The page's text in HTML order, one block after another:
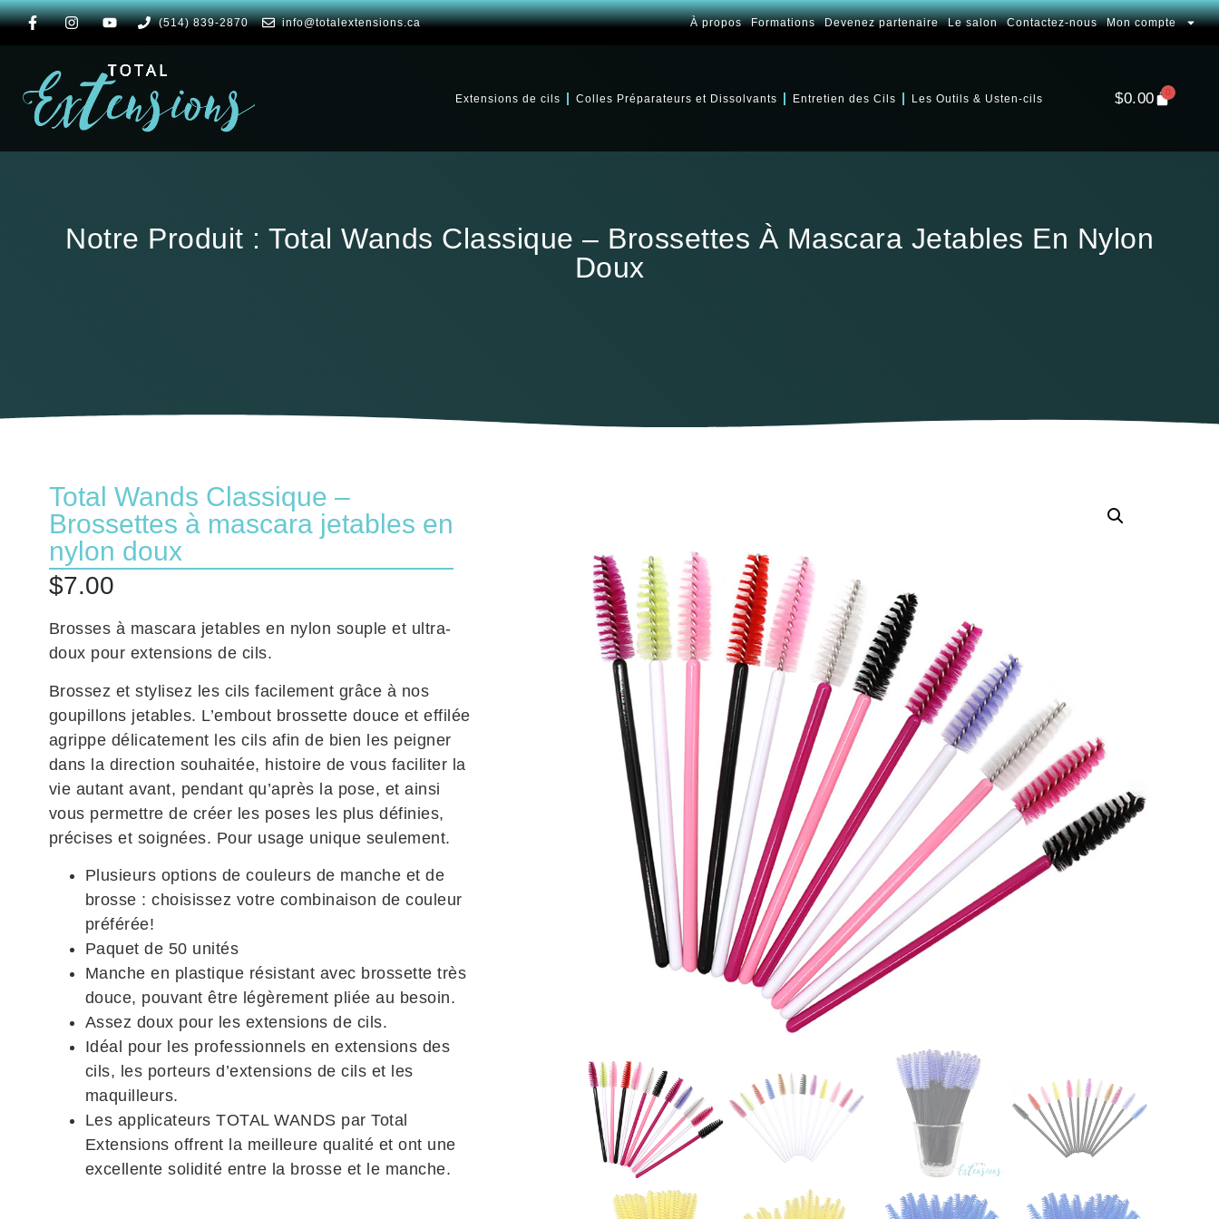
(514) 839-2870 info@totalextensions.ca À propos Formations Devenez partenaire Le salon Contactez-nous Mon compte
Extensions de cils Colles Préparateurs et Dissolvants Entretien des Cils Les Outils & Usten-cils $0.00 0
Notre Produit : Total Wands Classique – Brossettes À Mascara Jetables En Nylon
Doux
Total Wands Classique –
Brossettes à mascara jetables en
nylon doux
$7.00
Brosses à mascara jetables en nylon souple et ultra-
doux pour extensions de cils.
Brossez et stylisez les cils facilement grâce à nos
goupillons jetables. L’embout brossette douce et effilée
agrippe délicatement les cils afin de bien les peigner
dans la direction souhaitée, histoire de vous faciliter la
vie autant avant, pendant qu’après la pose, et ainsi
vous permettre de créer les poses les plus définies,
précises et soignées. Pour usage unique seulement.
Plusieurs options de couleurs de manche et de
brosse : choisissez votre combinaison de couleur
préférée!
Paquet de 50 unités
Manche en plastique résistant avec brossette très
douce, pouvant être légèrement pliée au besoin.
Assez doux pour les extensions de cils.
Idéal pour les professionnels en extensions des
cils, les porteurs d’extensions de cils et les
maquilleurs.
Les applicateurs TOTAL WANDS par Total
Extensions offrent la meilleure qualité et ont une
excellente solidité entre la brosse et le manche.